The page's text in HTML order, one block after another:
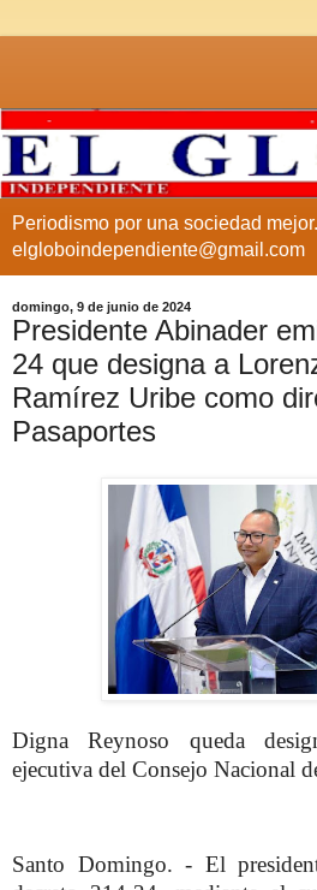
Periodismo por una sociedad mejor.
elgloboindependiente@gmail.com
domingo, 9 de junio de 2024
Presidente Abinader
24 que designa a
Ramírez Uribe como
Pasaportes
Digna Reynoso queda
ejecutiva del Consejo Nacional
Santo Domingo. - El